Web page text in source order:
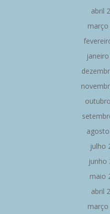
abril
março
julho
junho
maio
abril
março